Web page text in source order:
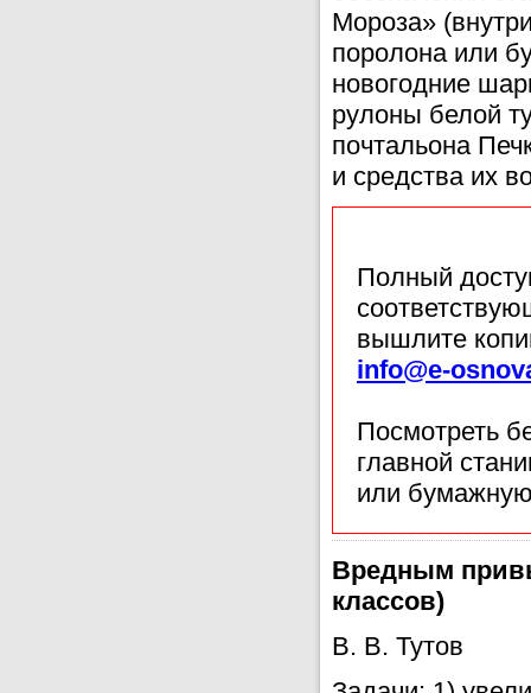
Мороза»
поролона или
новогодние
рулоны белой
почтальона
и средства их
Полный
вышлите
info@e-
Посмотреть
главной
или
Вредным
классов)
В. В. Тутов